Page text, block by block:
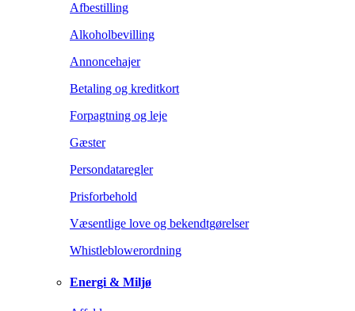
Afbestilling
Alkoholbevilling
Annoncehajer
Betaling og kreditkort
Forpagtning og leje
Gæster
Persondataregler
Prisforbehold
Væsentlige love og bekendtgørelser
Whistleblowerordning
Energi & Miljø